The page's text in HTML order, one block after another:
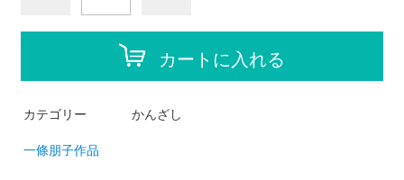
カートに入れる
カテゴリー かんざし
一條朋子作品